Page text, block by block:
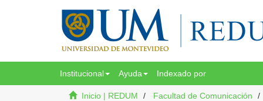
Institucional Ayuda Indexado por
Inicio | REDUM Facultad de Comunicación